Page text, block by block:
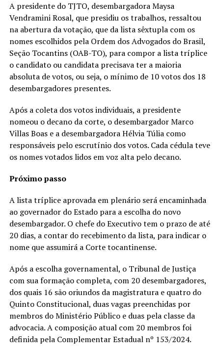
A presidente do TJTO, desembargadora Maysa
Vendramini Rosal, que presidiu os trabalhos, ressaltou
na abertura da votação, que da lista sêxtupla com os
nomes escolhidos pela Ordem dos Advogados do Brasil,
Seção Tocantins (OAB-TO), para compor a lista tríplice
o candidato ou candidata precisava ter a maioria
absoluta de votos, ou seja, o mínimo de 10 votos dos 18
desembargadores presentes.
Após a coleta dos votos individuais, a presidente
nomeou o decano da corte, o desembargador Marco
Villas Boas e a desembargadora Hélvia Túlia como
responsáveis pelo escrutínio dos votos. Cada cédula teve
os nomes votados lidos em voz alta pelo decano.
Próximo passo
A lista tríplice aprovada em plenário será encaminhada
ao governador do Estado para a escolha do novo
desembargador. O chefe do Executivo tem o prazo de até
20 dias, a contar do recebimento da lista, para indicar o
nome que assumirá a Corte tocantinense.
Após a escolha governamental, o Tribunal de Justiça
com sua formação completa, com 20 desembargadores,
dos quais 16 são oriundos da magistratura e quatro do
Quinto Constitucional, duas vagas preenchidas por
membros do Ministério Público e duas pela classe da
advocacia. A composição atual com 20 membros foi
definida pela Complementar Estadual nº 153/2024.